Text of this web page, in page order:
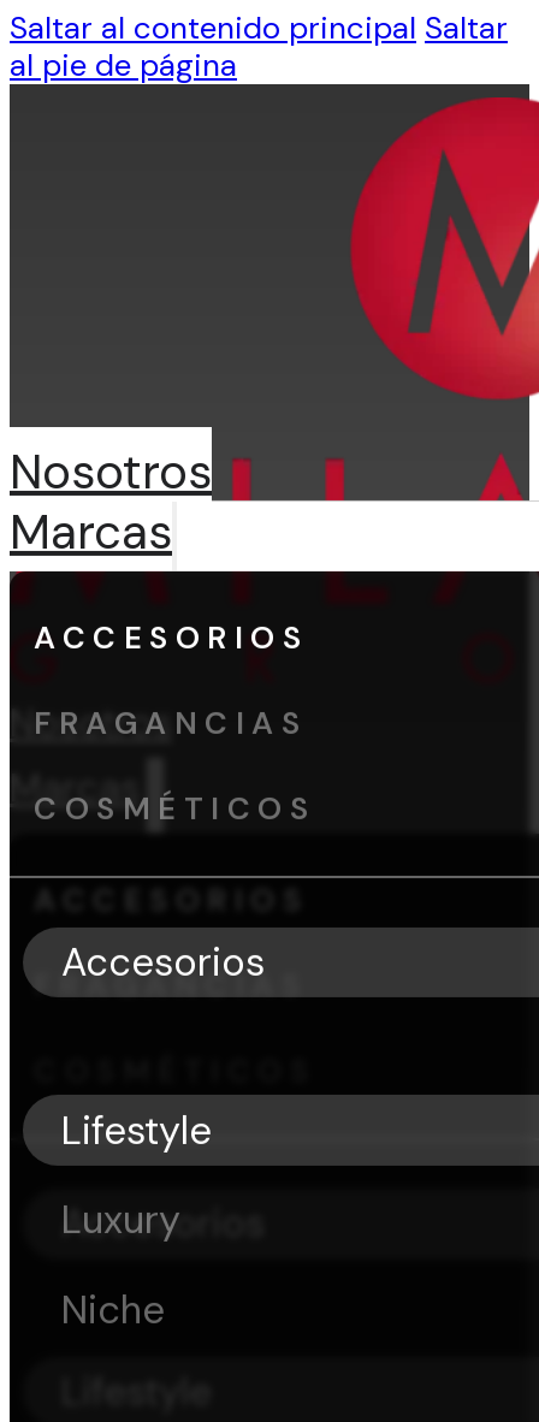
Saltar al contenido principal Saltar
al pie de página
Nosotros
Marcas
ACCESORIOS
FRAGANCIAS
Accesorios
Nosotros
Marcas
ACCESORIOS
FRAGANCIAS
COSMÉTICOS
Accesorios
Lifestyle
Luxury
Niche